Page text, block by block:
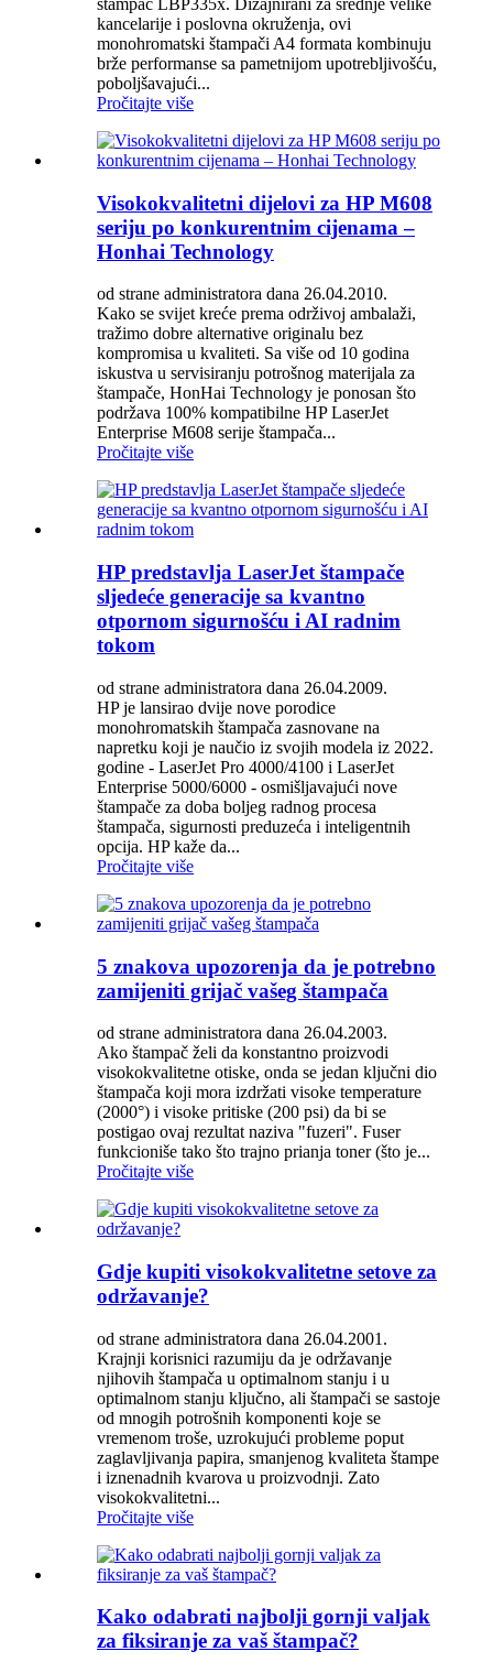
štampač LBP335x. Dizajnirani za srednje velike
kancelarije i poslovna okruženja, ovi
monohromatski štampači A4 formata kombinuju
brže performanse sa pametnijom upotrebljivošću,
poboljšavajući...
Pročitajte više
Visokokvalitetni dijelovi za HP M608
seriju po konkurentnim cijenama –
Honhai Technology
od strane administratora dana 26.04.2010.
Kako se svijet kreće prema održivoj ambalaži,
tražimo dobre alternative originalu bez
kompromisa u kvaliteti. Sa više od 10 godina
iskustva u servisiranju potrošnog materijala za
štampače, HonHai Technology je ponosan što
podržava 100% kompatibilne HP LaserJet
Enterprise M608 serije štampača...
Pročitajte više
HP predstavlja LaserJet štampače
sljedeće generacije sa kvantno
otpornom sigurnošću i AI radnim
tokom
od strane administratora dana 26.04.2009.
HP je lansirao dvije nove porodice
monohromatskih štampača zasnovane na
napretku koji je naučio iz svojih modela iz 2022.
godine - LaserJet Pro 4000/4100 i LaserJet
Enterprise 5000/6000 - osmišljavajući nove
štampače za doba boljeg radnog procesa
štampača, sigurnosti preduzeća i inteligentnih
opcija. HP kaže da...
Pročitajte više
5 znakova upozorenja da je potrebno
zamijeniti grijač vašeg štampača
od strane administratora dana 26.04.2003.
Ako štampač želi da konstantno proizvodi
visokokvalitetne otiske, onda se jedan ključni dio
štampača koji mora izdržati visoke temperature
(2000°) i visoke pritiske (200 psi) da bi se
postigao ovaj rezultat naziva "fuzeri". Fuser
funkcioniše tako što trajno prianja toner (što je...
Pročitajte više
Gdje kupiti visokokvalitetne setove za
održavanje?
od strane administratora dana 26.04.2001.
Krajnji korisnici razumiju da je održavanje
njihovih štampača u optimalnom stanju i u
optimalnom stanju ključno, ali štampači se sastoje
od mnogih potrošnih komponenti koje se
vremenom troše, uzrokujući probleme poput
zaglavljivanja papira, smanjenog kvaliteta štampe
i iznenadnih kvarova u proizvodnji. Zato
visokokvalitetni...
Pročitajte više
Kako odabrati najbolji gornji valjak
za fiksiranje za vaš štampač?